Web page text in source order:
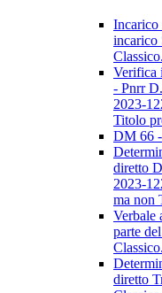
Incarico
incarico
Verifica
- Pnrr
2023-
Titolo
DM 66
diretto
2023-
ma non
Verbale
parte
diretto